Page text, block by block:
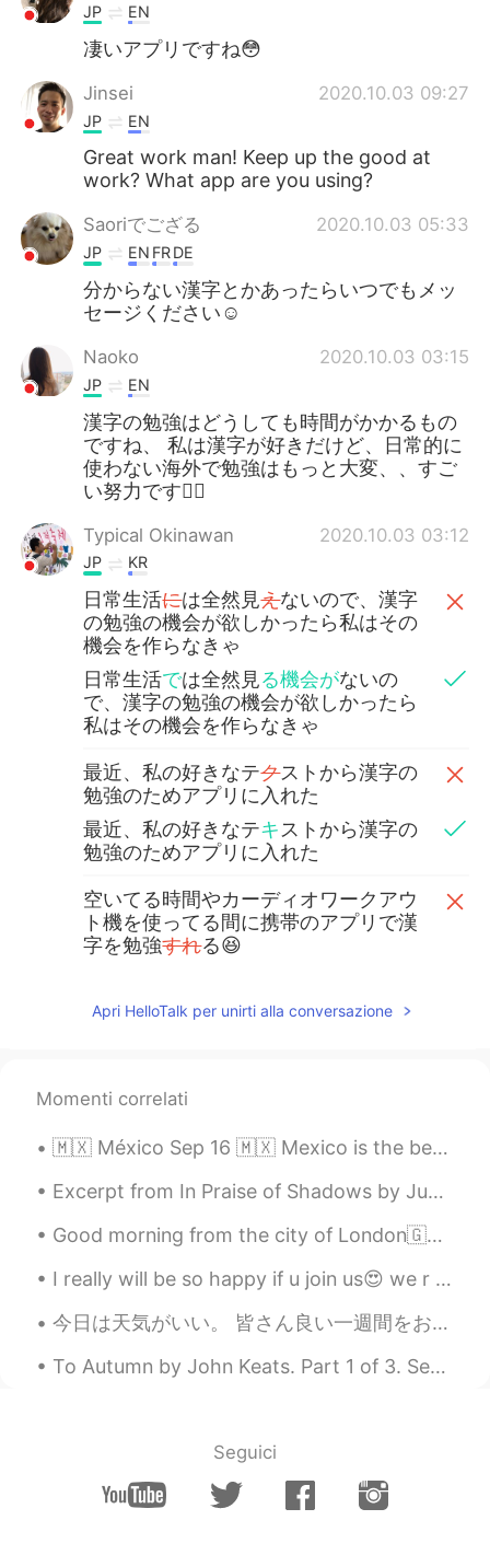
JP EN
凄いアプリですね😳
Jinsei 2020.10.03 09:27
JP EN
Great work man! Keep up the good at
work? What app are you using?
Saoriでござる 2020.10.03 05:33
JP EN FRDE
分からない漢字とかあったらいつでもメッ
セージください☺️
Naoko 2020.10.03 03:15
JP EN
漢字の勉強はどうしても時間がかかるもの
ですね、 私は漢字が好きだけど、日常的に
使わない海外で勉強はもっと大変、、すご
い努力です🙇‍♀️
Typical Okinawan 2020.10.03 03:12
JP KR
日常生活には全然見えないので、漢字
の勉強の機会が欲しかったら私はその
機会を作らなきゃ
日常生活では全然見る機会がないの
で、漢字の勉強の機会が欲しかったら
私はその機会を作らなきゃ
最近、私の好きなテクストから漢字の
勉強のためアプリに入れた
最近、私の好きなテキストから漢字の
勉強のためアプリに入れた
空いてる時間やカーディオワークアウ
ト機を使ってる間に携帯のアプリで漢
字を勉強すれる😆
ト機を使ってる間に携帯のアプリで漢
字を勉強
でき る😆
JP EN
頑張ってね！
Apri HelloTalk per unirti alla conversazione
Momenti correlati
🇲🇽 México Sep 16 🇲🇽 Mexico is the best place to be on September 16, Mexican Independence Day. Th...
Excerpt from In Praise of Shadows by Jun'ichirō Tanizaki. The female puppets consist only of a h...
Good morning from the city of London🇬🇧🙋‍♀️ An amazing day always starts with a smile, we don’t ha...
I really will be so happy if u join us😍 we r use English almost of time so you can improve your E...
今日は天気がいい。 皆さん良い一週間をお過ごしください！ The weather is beautiful today. I hope you all are having a great w...
To Autumn by John Keats. Part 1 of 3. Season of mists and mellow fruitfulness Close bosom-fri...
Seguici